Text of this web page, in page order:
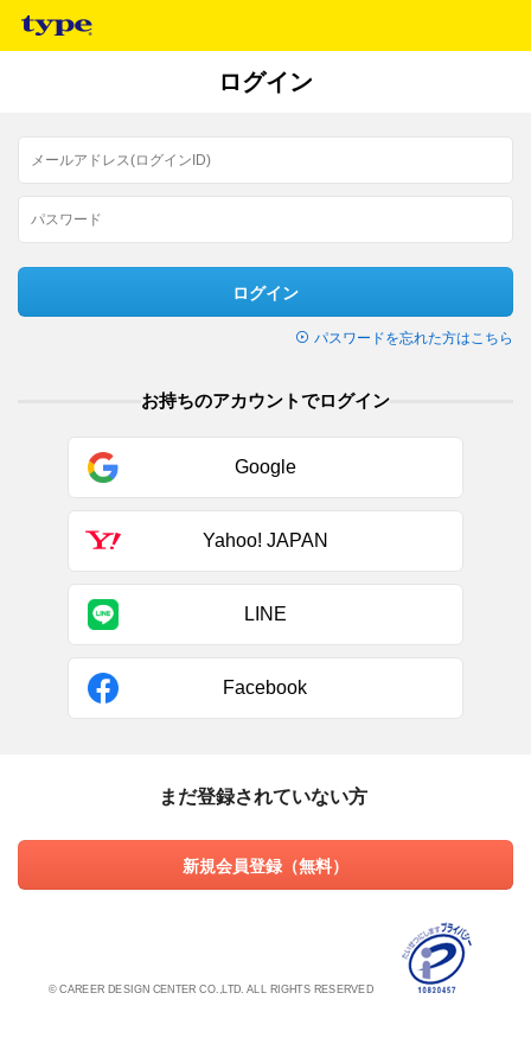
ログイン
ログイン
パスワードを忘れた方はこちら
お持ちのアカウントでログイン
Google
Yahoo! JAPAN
LINE
Facebook
まだ登録されていない方
新規会員登録（無料）
© CAREER DESIGN CENTER CO.,LTD. ALL RIGHTS RESERVED